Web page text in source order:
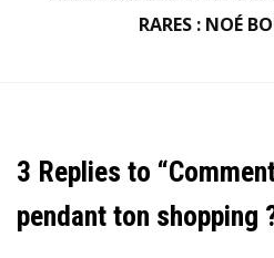
RARES : NOÉ
3 Replies to
pendant ton shopping